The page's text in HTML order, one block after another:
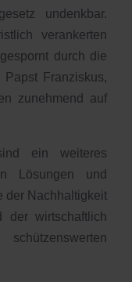
undenkbar.
verankerten
durch die
Papst Franziskus,
zunehmend auf
ein weiteres
Lösungen und
der Nachhaltigkeit
der wirtschaftlich